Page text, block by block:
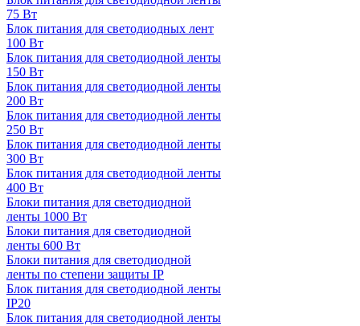
75 Вт
Блок питания для светодиодных лент
100 Вт
Блок питания для светодиодной ленты
150 Вт
Блок питания для светодиодной ленты
200 Вт
Блок питания для светодиодной ленты
250 Вт
Блок питания для светодиодной ленты
300 Вт
Блок питания для светодиодной ленты
400 Вт
Блоки питания для светодиодной
ленты 1000 Вт
Блоки питания для светодиодной
ленты 600 Вт
Блоки питания для светодиодной
ленты по степени защиты IP
Блок питания для светодиодной ленты
IP20
Блок питания для светодиодной ленты